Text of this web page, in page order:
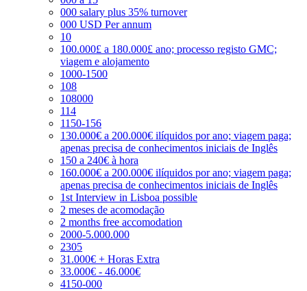
000 salary plus 35% turnover
000 USD Per annum
10
100.000£ a 180.000£ ano; processo registo GMC;
viagem e alojamento
1000-1500
108
108000
114
1150-156
130.000€ a 200.000€ ilíquidos por ano; viagem paga;
apenas precisa de conhecimentos iniciais de Inglês
150 a 240€ à hora
160.000€ a 200.000€ ilíquidos por ano; viagem paga;
apenas precisa de conhecimentos iniciais de Inglês
1st Interview in Lisboa possible
2 meses de acomodação
2 months free accomodation
2000-5.000.000
2305
31.000€ + Horas Extra
33.000€ - 46.000€
4150-000